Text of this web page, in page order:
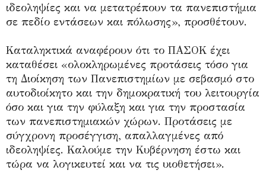
ιδεοληψίες και να μετατρέπουν τα πανεπιστήμια
σε πεδίο εντάσεων και πόλωσης», προσθέτουν.
Καταληκτικά αναφέρουν ότι το ΠΑΣΟΚ έχει
καταθέσει «ολοκληρωμένες προτάσεις τόσο για
τη Διοίκηση των Πανεπιστημίων με σεβασμό στο
αυτοδιοίκητο και την δημοκρατική του λειτουργία
όσο και για την φύλαξη και για την προστασία
των πανεπιστημιακών χώρων. Προτάσεις με
σύγχρονη προσέγγιση, απαλλαγμένες από
ιδεοληψίες. Καλούμε την Κυβέρνηση έστω και
τώρα να λογικευτεί και να τις υιοθετήσει».